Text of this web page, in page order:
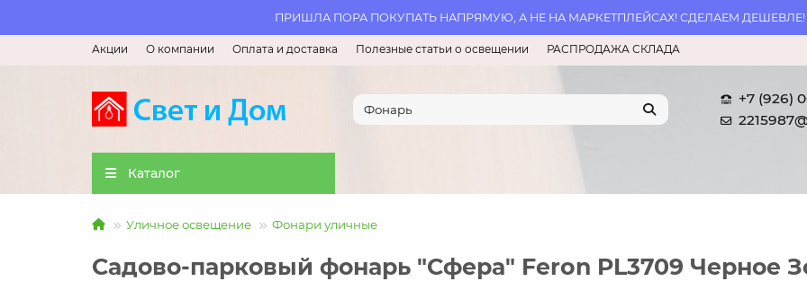
ПРИШЛА ПОРА ПОКУПАТЬ НАПРЯМУЮ, А НЕ НА МАРКЕТПЛЕЙСАХ! СДЕЛАЕМ
Акции О компании Оплата и доставка Полезные статьи о освещении РАСПРОДАЖА СКЛАДА
+7 (926)
Каталог
Уличное освещение Фонари уличные
Садово-парковый фонарь "Сфера" Feron PL3709 Черное